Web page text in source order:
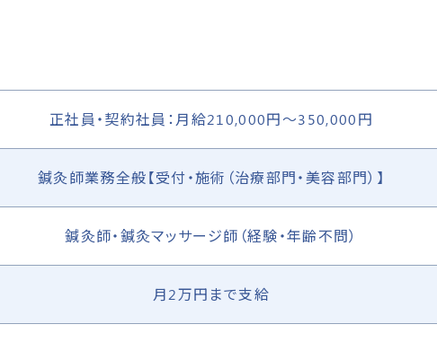
正社員・契約社員：月給210,000円～350,000円
鍼灸師業務全般【受付・施術（治療部門・美容部門）】
鍼灸師・鍼灸マッサージ師（経験・年齢不問）
月2万円まで支給